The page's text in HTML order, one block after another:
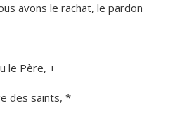
avons le rachat, le pardon
u le Père, +
des saints, *